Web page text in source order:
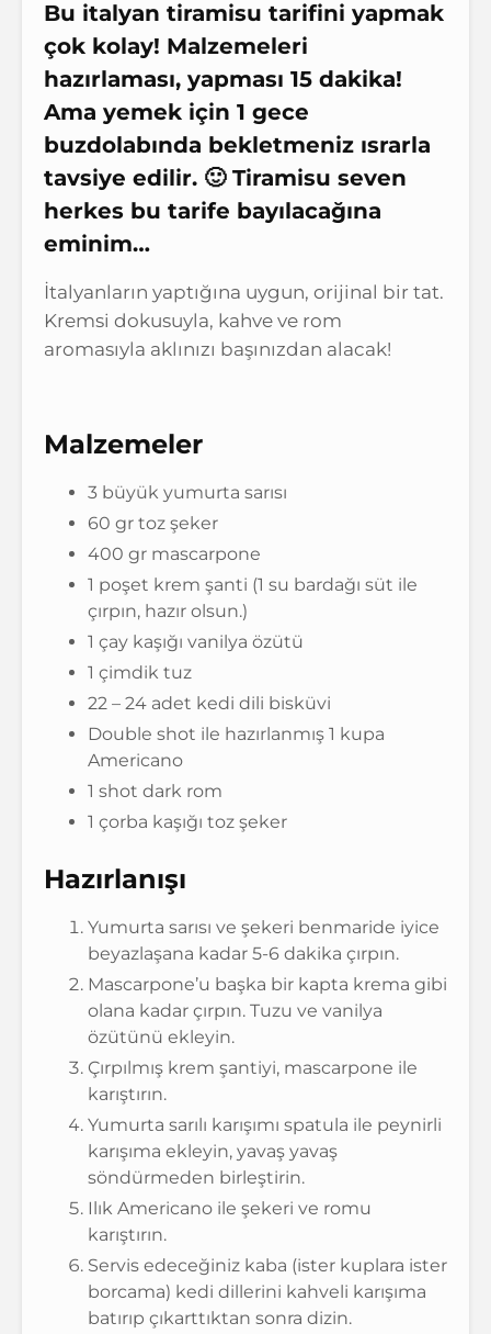
Bu italyan tiramisu tarifini yapmak
çok kolay! Malzemeleri
hazırlaması, yapması 15 dakika!
Ama yemek için 1 gece
buzdolabında bekletmeniz ısrarla
tavsiye edilir. 🙂 Tiramisu seven
herkes bu tarife bayılacağına
eminim…
İtalyanların yaptığına uygun, orijinal bir tat.
Kremsi dokusuyla, kahve ve rom
aromasıyla aklınızı başınızdan alacak!
Malzemeler
3 büyük yumurta sarısı
60 gr toz şeker
400 gr mascarpone
1 poşet krem şanti (1 su bardağı süt ile
çırpın, hazır olsun.)
1 çay kaşığı vanilya özütü
1 çimdik tuz
22 – 24 adet kedi dili bisküvi
Double shot ile hazırlanmış 1 kupa
Americano
1 shot dark rom
1 çorba kaşığı toz şeker
Hazırlanışı
Yumurta sarısı ve şekeri benmaride iyice
beyazlaşana kadar 5-6 dakika çırpın.
Mascarpone’u başka bir kapta krema gibi
olana kadar çırpın. Tuzu ve vanilya
özütünü ekleyin.
Çırpılmış krem şantiyi, mascarpone ile
karıştırın.
Yumurta sarılı karışımı spatula ile peynirli
karışıma ekleyin, yavaş yavaş
söndürmeden birleştirin.
Ilık Americano ile şekeri ve romu
karıştırın.
Servis edeceğiniz kaba (ister kuplara ister
borcama) kedi dillerini kahveli karışıma
batırıp çıkarttıktan sonra dizin.